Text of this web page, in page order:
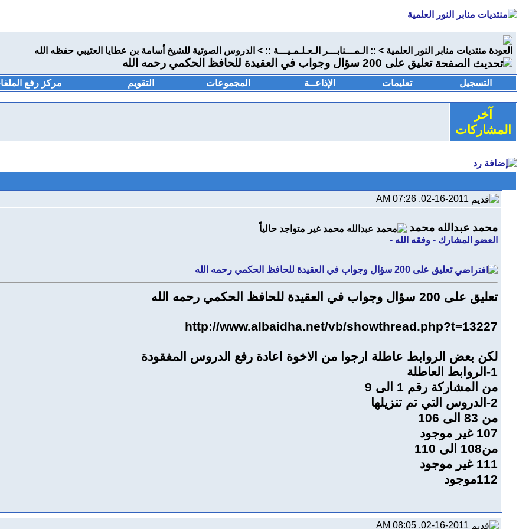
منتديات منابر النور العلمية > :: الـمـــنابـــر الـعـلـمـيـــة :: > الدروس الصوتية للشيخ أسامة بن عطايا العتيبي حفظه الله
تعليق على 200 سؤال وجواب في العقيدة للحافظ الحكمي رحمه الله
التسجيل تعليمات الإذاعــة المجموعات التقويم مركز رفع
آخر
المشاركات
محمد عبدالله محمد
العضو المشارك - وفقه الله -
تعليق على 200 سؤال وجواب في العقيدة للحافظ الحكمي رحمه الله
تعليق على 200 سؤال وجواب في العقيدة للحافظ الحكمي رحمه الله
http://www.albaidha.net/vb/showthread.php?t=13227
لكن بعض الروابط عاطلة ارجوا من الاخوة اعادة رفع الدروس المفقودة
1-الروابط العاطلة
من المشاركة رقم 1 الى 9
2-الدروس التي تم تنزيلها
من 83 الى 106
107 غير موجود
من108 الى 110
111 غير موجود
112موجود